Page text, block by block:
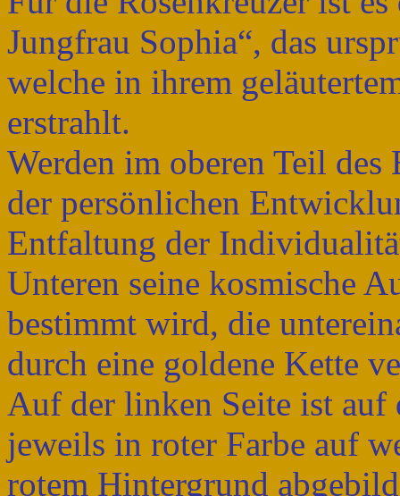
Jungfrau Sophia“, das
welche in ihrem
erstrahlt.
Werden im oberen Teil des
der persönlichen
Entfaltung der
Unteren seine kosmische
bestimmt wird, die
durch eine goldene Kette
Auf der linken Seite ist
jeweils in roter Farbe auf
rotem Hintergrund